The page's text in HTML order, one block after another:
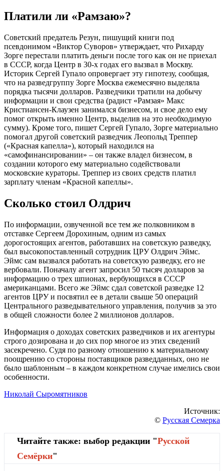
Платили ли «Рамзаю»?
Советский предатель Резун, пишущий книги под
псевдонимом «Виктор Суворов» утверждает, что Рихарду
Зорге перестали платить деньги после того как он не приехал
в СССР, когда Центр в 30-х годах его вызвал в Москву.
Историк Сергей Гупало опровергает эту гипотезу, сообщая,
что на разведгруппу Зорге Москва ежемесячно выделяла
порядка тысячи долларов. Разведчики тратили на добычу
информации и свои средства (радист «Рамзая» Макс
Кристиансен-Клаузен занимался бизнесом, и свое дело ему
помог открыть именно Центр, выделив на это необходимую
сумму). Кроме того, пишет Сергей Гупало, Зорге материально
помогал другой советский разведчик Леопольд Треппер
(«Красная капелла»), который находился на
«самофинансировании» – он также владел бизнесом, в
создании которого ему материально содействовали
московские кураторы. Треппер из своих средств платил
зарплату членам «Красной капеллы».
Сколько стоил Олдрич
По информации, озвученной все тем же полковником в
отставке Сергеем Дорохиным, одним из самых
дорогостоящих агентов, работавших на советскую разведку,
был высокопоставленный сотрудник ЦРУ Олдрич Эймс.
Эймс сам вызвался работать на советскую разведку, его не
вербовали. Поначалу агент запросил 50 тысяч долларов за
информацию о трех шпионах, вербующихся в СССР
американцами. Всего же Эймс сдал советской разведке 12
агентов ЦРУ и посвятил ее в детали свыше 50 операций
Центрального разведывательного управления, получив за это
в общей сложности более 2 миллионов долларов.
Информация о доходах советских разведчиков и их агентуры
строго дозирована и до сих пор многое из этих сведений
засекречено. Судя по разному отношению к материальному
поощрению со стороны поставщиков разведданных, оно не
было шаблонным – в каждом конкретном случае имелись свои
особенности.
Николай Сыромятников
Источник:
© Русская Семерка
Читайте также: выбор редакции "Русской
Cемёрки"